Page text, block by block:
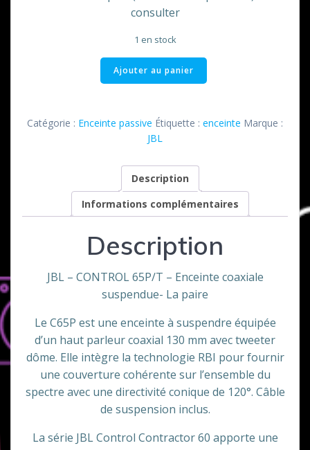
consulter
1 en stock
quantité
de
Ajouter au panier
Catégorie : Enceinte passive Étiquette : enceinte Marque :
JBL
Description
Informations complémentaires
Description
JBL – CONTROL 65P/T – Enceinte coaxiale
suspendue- La paire
Le C65P est une enceinte à suspendre équipée
d’un haut parleur coaxial 130 mm avec tweeter
dôme. Elle intègre la technologie RBI pour fournir
une couverture cohérente sur l’ensemble du
spectre avec une directivité conique de 120°. Câble
de suspension inclus.
La série JBL Control Contractor 60 apporte une